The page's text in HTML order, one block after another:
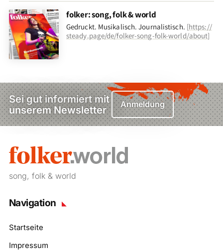
folker: song, folk & world
Gedruckt. Musikalisch. Journalistisch. [https://
steady.page/de/folker-song-folk-world/about]
Sei gut informiert mit
unserem Newsletter
Anmeldung
song, folk & world
Navigation
Startseite
Impressum